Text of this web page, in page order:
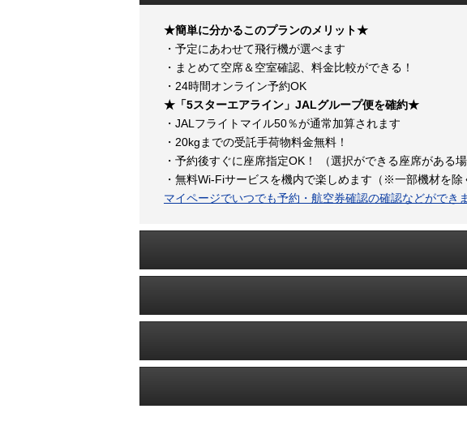
★簡単に分かるこのプランのメリット★
・予定にあわせて飛行機が選べます
・まとめて空席＆空室確認、料金比較ができる！
・24時間オンライン予約OK
★「5スターエアライン」JALグループ便を確約★
・JALフライトマイル50％が通常加算されます
・20kgまでの受託手荷物料金無料！
・予約後すぐに座席指定OK！ （選択ができる座席がある場
・無料Wi-Fiサービスを機内で楽しめます（※一部機材を除
マイページでいつでも予約・航空券確認の確認などができ